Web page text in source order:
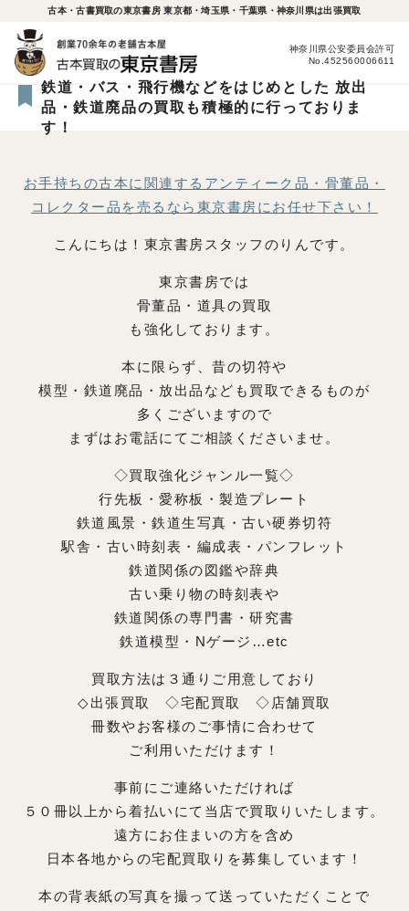
古本・古書買取の東京書房 東京都・埼玉県・千葉県・神奈川県は出張買取
神奈川県公安委員会許可
No.452560006611
鉄道・バス・飛行機などをはじめとした 放出
品・鉄道廃品の買取も積極的に行っておりま
す！
お手持ちの古本に関連するアンティーク品・骨董品・
コレクター品を売るなら東京書房にお任せ下さい！
こんにちは！東京書房スタッフのりんです。
東京書房では
骨董品・道具の買取
も強化しております。
本に限らず、昔の切符や
模型・鉄道廃品・放出品なども買取できるものが
多くございますので
まずはお電話にてご相談くださいませ。
◇買取強化ジャンル一覧◇
行先板・愛称板・製造プレート
鉄道風景・鉄道生写真・古い硬券切符
駅舎・古い時刻表・編成表・パンフレット
鉄道関係の図鑑や辞典
古い乗り物の時刻表や
鉄道関係の専門書・研究書
鉄道模型・Nゲージ…etc
買取方法は３通りご用意しており
◇出張買取 ◇宅配買取 ◇店舗買取
冊数やお客様のご事情に合わせて
ご利用いただけます！
事前にご連絡いただければ
５０冊以上から着払いにて当店で買取りいたします。
遠方にお住まいの方を含め
日本各地からの宅配買取りを募集しています！
本の背表紙の写真を撮って送っていただくことで